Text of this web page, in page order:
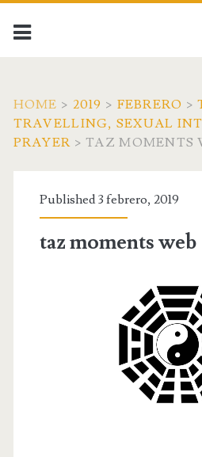
HOME > 2019 > FEBRERO >
TRAVELLING, SEXUAL
PRAYER > TAZ MOMENTS
Published 3 febrero, 2019
taz moments web